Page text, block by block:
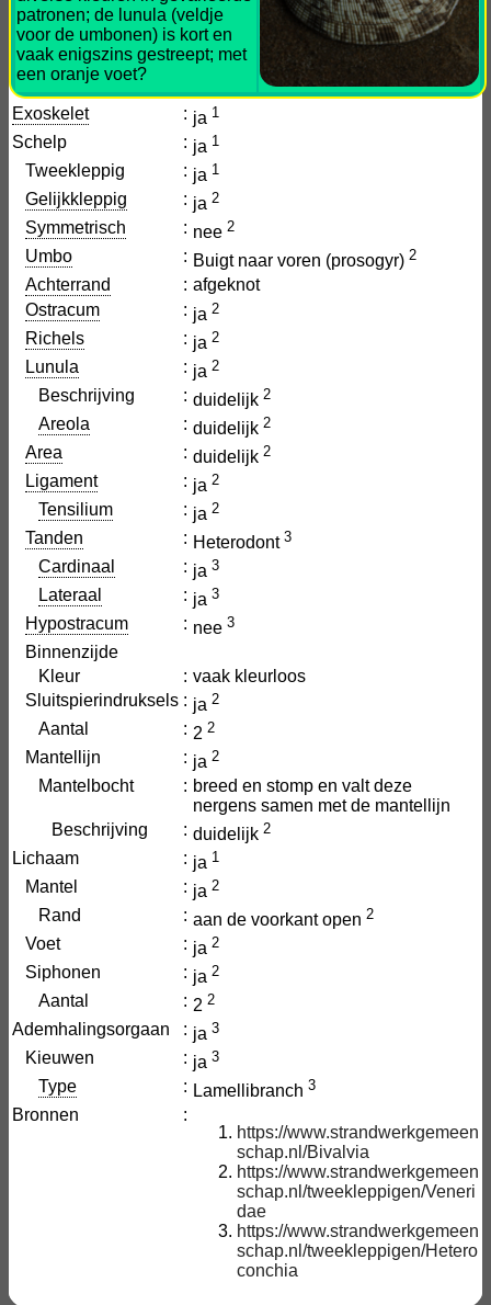
patronen; de lunula (veldje
voor de umbonen) is kort en
vaak enigszins gestreept; met
een oranje voet?
Exoskelet : ja 1
Schelp : ja 1
Tweekleppig : ja 1
Gelijkkleppig : ja 2
Symmetrisch : nee 2
Umbo : Buigt naar voren (prosogyr) 2
Achterrand : afgeknot
Ostracum
: ja 2
Richels : ja 2
Lunula : ja 2
Beschrijving : duidelijk 2
Areola : duidelijk 2
Area : duidelijk 2
Ligament : ja 2
Tensilium : ja 2
Tanden : Heterodont 3
Cardinaal : ja 3
Lateraal : ja 3
Hypostracum : nee 3
Binnenzijde
Kleur
: vaak kleurloos
Sluitspierindruksels : ja 2
Aantal : 2 2
Mantellijn : ja 2
Mantelbocht : breed en stomp en valt deze
nergens samen met de mantellijn
Beschrijving
: duidelijk 2
Lichaam : ja 1
Mantel : ja 2
Rand : aan de voorkant open 2
Voet : ja 2
Siphonen : ja 2
Aantal : 2 2
Ademhalingsorgaan : ja 3
Kieuwen : ja 3
Type : Lamellibranch 3
Bronnen
:
https://www.strandwerkgemeen
schap.nl/Bivalvia
https://www.strandwerkgemeen
schap.nl/tweekleppigen/Veneri
dae
https://www.strandwerkgemeen
schap.nl/tweekleppigen/Hetero
conchia